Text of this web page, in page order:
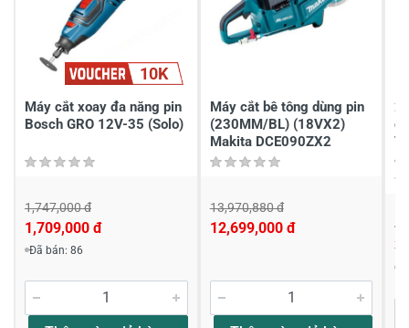
Gửi nhận xét
10K
Máy cắt xoay đa năng pin
Bosch GRO 12V-35 (Solo)
1,747,000 đ
1,709,000 đ
Đã bán: 86
Máy cắt bê tông dùng pin
(230MM/BL) (18VX2)
Makita DCE090ZX2
13,970,880 đ
12,699,000 đ
&